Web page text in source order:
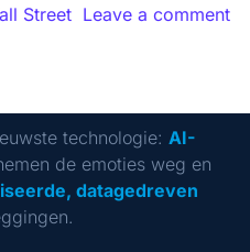
Street Leave a comment
technologie: AI-
de emoties weg en
datagedreven